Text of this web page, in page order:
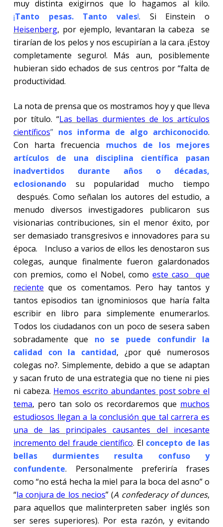
muy distinta exigirnos que lo hagamos al kilo.
¡Tanto pesas. Tanto vales!. Si Einstein o
Heisenberg, por ejemplo, levantaran la cabeza
se
tirarían de los pelos y nos escupirían a la cara. ¡Estoy
completamente seguro!. Más aun, posiblemente
hubieran sido echados de sus centros por “falta de
productividad.
La nota de prensa que os mostramos hoy y que lleva
por título. “Las bellas durmientes de los artículos
científicos” nos informa de algo archiconocido.
Con harta frecuencia muchos de los mejores
artículos de una disciplina científica pasan
inadvertidos durante años o décadas,
eclosionando
su popularidad mucho tiempo
después. Como señalan los autores del estudio, a
menudo diversos investigadores publicaron sus
visionarias contribuciones, sin el menor éxito, por
ser demasiado transgresivos e innovadores para su
época.
Incluso a varios de ellos les denostaron sus
colegas, aunque finalmente fueron galardonados
con premios, como el Nobel, comoeste caso
que
reciente que os comentamos. Pero hay tantos y
tantos episodios tan ignominiosos que haría falta
escribir en libro para simplemente enumerarlos.
Todos los ciudadanos con un poco de sesera saben
sobradamente que no se puede confundir la
calidad con la cantidad, ¿por qué numerosos
colegas no?. Simplemente, debido a que se adaptan
y sacan fruto de una estrategia que no tiene ni pies
ni cabeza. Hemos escrito abundantes post sobre el
tema, pero tan solo os recordaremos que muchos
estudiosos llegan a la conclusión que tal carrera es
una de las principales causantes del incesante
incremento del fraude científico. El concepto de las
bellas durmientes resulta confuso y
confundente. Personalmente preferiría frases
como “no está hecha la miel para la boca del asno” o
“la conjura de los necios” (A confederacy of dunces,
para aquellos que malinterpreten saber inglés son
ser seres superiores). Por esta razón, y evitando